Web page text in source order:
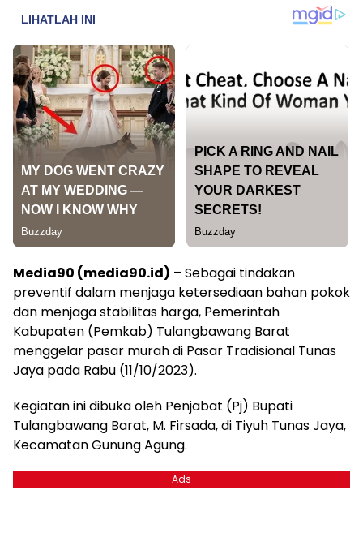
Media90 (media90.id) – Sebagai tindakan
preventif dalam menjaga ketersediaan bahan pokok
dan menjaga stabilitas harga, Pemerintah
Kabupaten (Pemkab) Tulangbawang Barat
menggelar pasar murah di Pasar Tradisional Tunas
Jaya pada Rabu (11/10/2023).
Kegiatan ini dibuka oleh Penjabat (Pj) Bupati
Tulangbawang Barat, M. Firsada, di Tiyuh Tunas Jaya,
Kecamatan Gunung Agung.
Ads